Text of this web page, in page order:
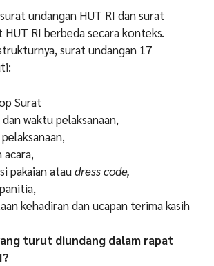
undangan HUT RI dan surat
HUT RI berbeda secara konteks.
surat undangan 17
Surat
waktu pelaksanaan,
acara,
pakaian ataudress code,
kehadiran dan ucapan terima kasih
turut diundang dalam rapat